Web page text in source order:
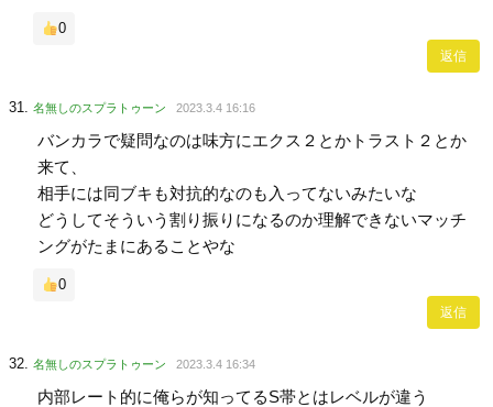
0
返信
名無しのスプラトゥーン 2023.3.4 16:16
バンカラで疑問なのは味方にエクス２とかトラスト２とか
来て、
相手には同ブキも対抗的なのも入ってないみたいな
どうしてそういう割り振りになるのか理解できないマッチ
ングがたまにあることやな
0
返信
名無しのスプラトゥーン 2023.3.4 16:34
内部レート的に俺らが知ってるS帯とはレベルが違う